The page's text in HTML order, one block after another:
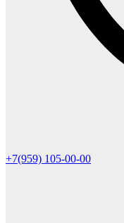
+7(959) 105-00-00